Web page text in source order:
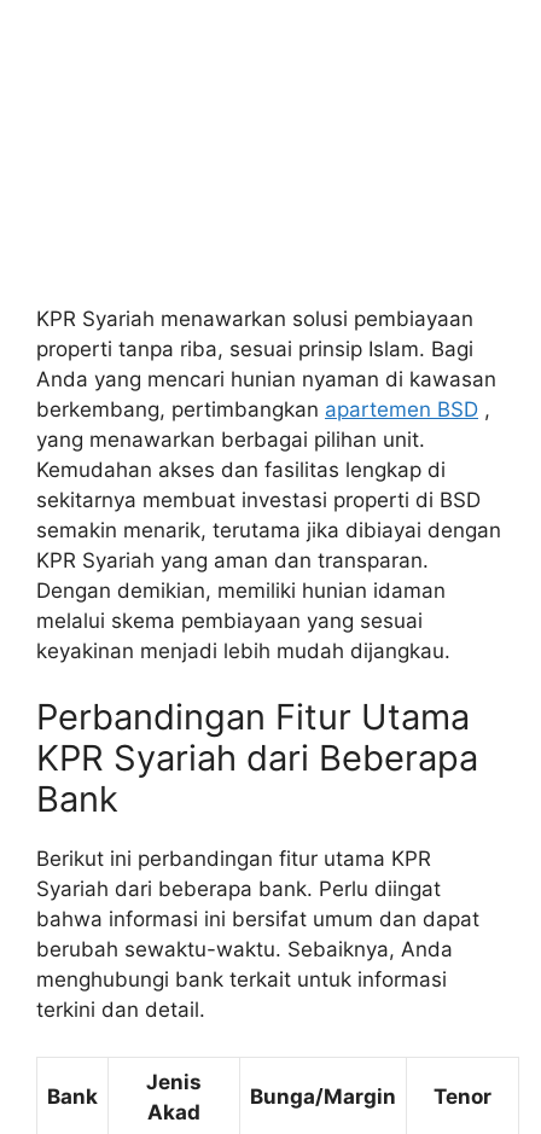
KPR Syariah menawarkan solusi pembiayaan
properti tanpa riba, sesuai prinsip Islam. Bagi
Anda yang mencari hunian nyaman di kawasan
berkembang, pertimbangkan apartemen BSD ,
yang menawarkan berbagai pilihan unit.
Kemudahan akses dan fasilitas lengkap di
sekitarnya membuat investasi properti di BSD
semakin menarik, terutama jika dibiayai dengan
KPR Syariah yang aman dan transparan.
Dengan demikian, memiliki hunian idaman
melalui skema pembiayaan yang sesuai
keyakinan menjadi lebih mudah dijangkau.
Perbandingan Fitur Utama
KPR Syariah dari Beberapa
Bank
Berikut ini perbandingan fitur utama KPR
Syariah dari beberapa bank. Perlu diingat
bahwa informasi ini bersifat umum dan dapat
berubah sewaktu-waktu. Sebaiknya, Anda
menghubungi bank terkait untuk informasi
terkini dan detail.
Bank
Jenis
Akad
Bunga/Margin Tenor